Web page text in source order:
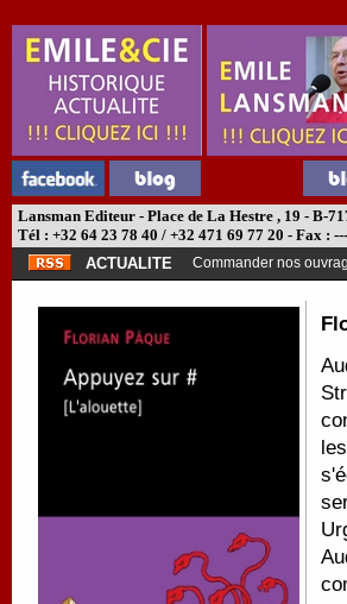
Lansman Editeur - Place de La Hestre , 19 - B-
Tél : +32 64 23 78 40 / +32 471 69 77 20 - Fax :
ACTUALITE
Commander nos